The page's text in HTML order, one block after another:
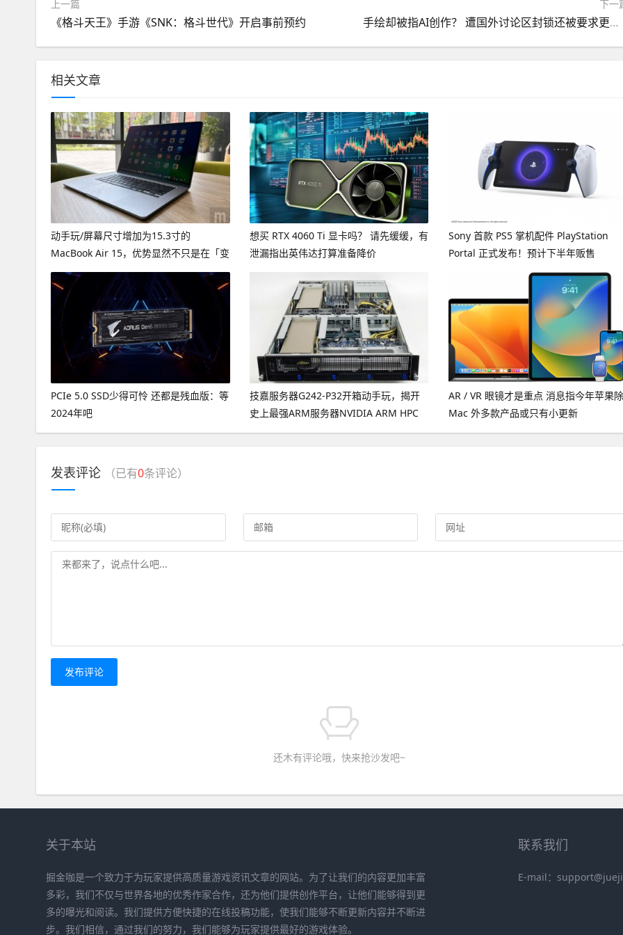
上一篇
《格斗天王》手游《SNK：格斗世代》开启事前预约
下一
手绘却被指AI创作？ 遭国外讨论区封锁还被要求更换画风引发社群争议
相关文章
动手玩/屏幕尺寸增加为15.3寸的
MacBook Air 15，优势显然不只是在「变
大」
想买 RTX 4060 Ti 显卡吗？ 请先缓缓，有
泄漏指出英伟达打算准备降价
Sony 首款 PS5 掌机配件 PlayStation
Portal 正式发布！预计下半年贩售
PCIe 5.0 SSD少得可怜 还都是残血版：等
2024年吧
技嘉服务器G242-P32开箱动手玩，揭开
史上最强ARM服务器NVIDIA ARM HPC
Developer Kit神秘面纱！
AR / VR 眼镜才是重点 消息指今年苹果除
Mac 外多款产品或只有小更新
发表评论 （已有0条评论）
发布评论
还木有评论哦，快来抢沙发吧~
关于本站
掘金咖是一个致力于为玩家提供高质量游戏资讯文章的网站。为了让我们的内容更加丰富
多彩，我们不仅与世界各地的优秀作家合作，还为他们提供创作平台，让他们能够得到更
多的曝光和阅读。我们提供方便快捷的在线投稿功能，使我们能够不断更新内容并不断进
步。我们相信，通过我们的努力，我们能够为玩家提供最好的游戏体验。
联系我们
E-mail：